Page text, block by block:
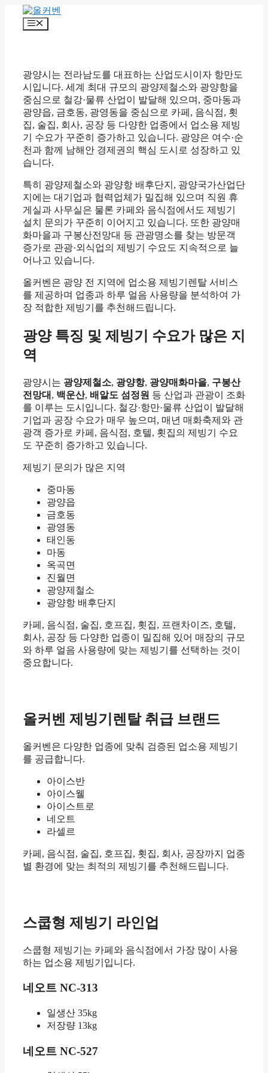
메
광양시는 전라남도를 대표하는 산업도시이자 항만도
시입니다. 세계 최대 규모의 광양제철소와 광양항을
중심으로 철강·물류 산업이 발달해 있으며, 중마동과
광양읍, 금호동, 광영동을 중심으로 카페, 음식점, 횟
집, 술집, 회사, 공장 등 다양한 업종에서 업소용 제빙
기 수요가 꾸준히 증가하고 있습니다. 광양은 여수·순
천과 함께 남해안 경제권의 핵심 도시로 성장하고 있
습니다.
특히 광양제철소와 광양항 배후단지, 광양국가산업단
지에는 대기업과 협력업체가 밀집해 있으며 직원 휴
게실과 사무실은 물론 카페와 음식점에서도 제빙기
설치 문의가 꾸준히 이어지고 있습니다. 또한 광양매
화마을과 구봉산전망대 등 관광명소를 찾는 방문객
증가로 관광·외식업의 제빙기 수요도 지속적으로 늘
어나고 있습니다.
올커벤은 광양 전 지역에 업소용 제빙기렌탈 서비스
를 제공하며 업종과 하루 얼음 사용량을 분석하여 가
장 적합한 제빙기를 추천해드립니다.
광양 특징 및 제빙기 수요가 많은 지
역
광양시는 광양제철소, 광양항, 광양매화마을, 구봉산
전망대 , 백운산, 배알도 섬정원 등 산업과 관광이 조화
를 이루는 도시입니다. 철강·항만·물류 산업이 발달해
기업과 공장 수요가 매우 높으며, 매년 매화축제와 관
광객 증가로 카페, 음식점, 호텔, 횟집의 제빙기 수요
도 꾸준히 증가하고 있습니다.
제빙기 문의가 많은 지역
중마동
광양읍
금호동
광영동
태인동
마동
옥곡면
진월면
광양제철소
광양항 배후단지
카페, 음식점, 술집, 호프집, 횟집, 프랜차이즈, 호텔,
회사, 공장 등 다양한 업종이 밀집해 있어 매장의 규모
와 하루 얼음 사용량에 맞는 제빙기를 선택하는 것이
중요합니다.
올커벤 제빙기렌탈 취급 브랜드
올커벤은 다양한 업종에 맞춰 검증된 업소용 제빙기
를 공급합니다.
아이스반
아이스웰
아이스트로
네오트
라셀르
카페, 음식점, 술집, 호프집, 횟집, 회사, 공장까지 업종
별 환경에 맞는 최적의 제빙기를 추천해드립니다.
스쿱형 제빙기 라인업
스쿱형 제빙기는 카페와 음식점에서 가장 많이 사용
하는 업소용 제빙기입니다.
네오트 NC-313
일생산 35kg
저장량 13kg
네오트 NC-527